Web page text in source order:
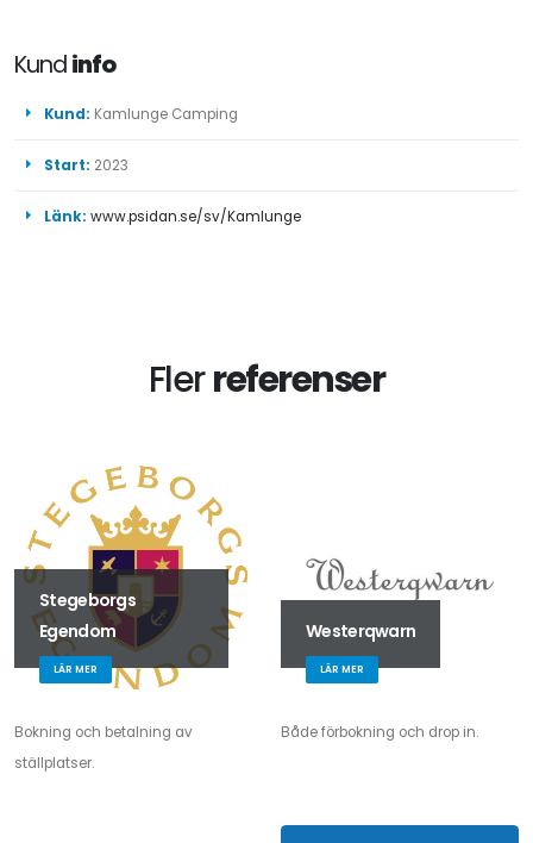
Kundinfo
Kund: Kamlunge Camping
Start: 2023
Länk: www.psidan.se/sv/Kamlunge
Flerreferenser
Stegeborgs
Egendom
LÄR MER
Bokning och betalning av
ställplatser.
Westerqwarn
LÄR MER
Både förbokning och drop in.